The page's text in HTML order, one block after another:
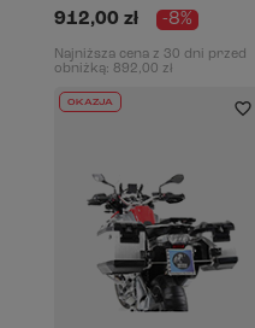
912,00 zł -8%
Najniższa cena z 30 dni przed
obniżką: 892,00 zł
OKAZJA